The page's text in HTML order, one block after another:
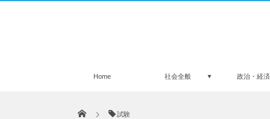
Home 社会全般 政治・経済
試験